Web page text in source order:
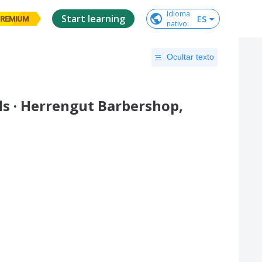
Start learning
Idioma
nativo: ES
Ocultar texto
· Herrengut Barbershop,